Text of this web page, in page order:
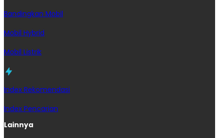
Bandingkan Mobil
Mobil Hybrid
Mobil Listrik
Index Rekomendasi
Index Pencarian
Lainnya